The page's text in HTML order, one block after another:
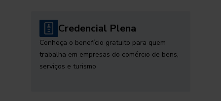
Credencial Plena
Conheça o benefício gratuito para quem
trabalha em empresas do comércio de bens,
serviços e turismo